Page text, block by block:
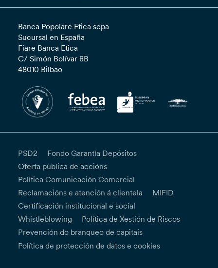
Banca Popolare Etica scpa
Sucursal en España
Fiare Banca Etica
C/ Simón Bolívar 8B
48010 Bilbao
PSD2
Fondo Garantía Depósitos
Oferta pública de accións
Política Comunicación Comercial
Reclamacións e atención á clientela
MIFID
Certificación institucional e social
Whistleblowing
Política de Xestión de Riscos
Prevención do branqueo de capitais
Política de protección de datos e cookies